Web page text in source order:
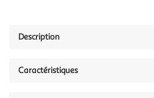
Description
Caractéristiques